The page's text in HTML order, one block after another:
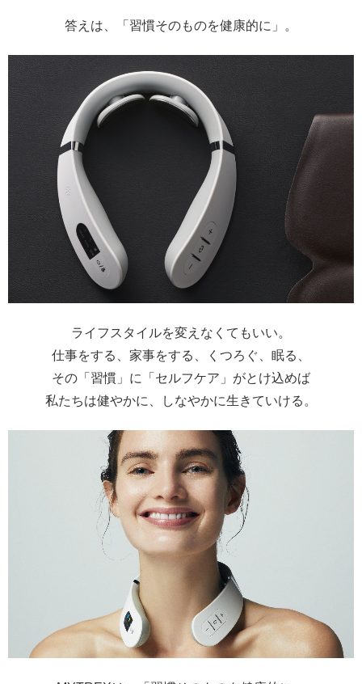
答えは、「習慣そのものを健康的に」。
ライフスタイルを変えなくてもいい。
仕事をする、家事をする、くつろぐ、眠る、
その「習慣」に「セルフケア」がとけ込めば
私たちは健やかに、しなやかに生きていける。